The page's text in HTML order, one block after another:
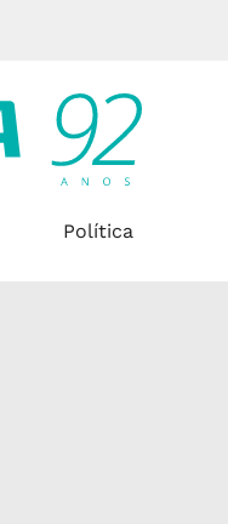
Política